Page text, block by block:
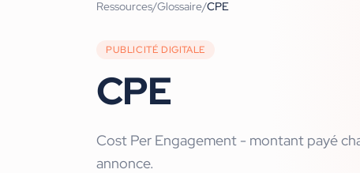
Ressources/Glossaire/CPE
PUBLICITÉ DIGITALE
CPE
Cost Per Engagement - montant payé
annonce.